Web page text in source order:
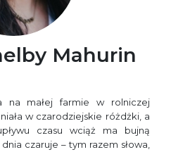
Mahurin
na małej farmie w rolniczej
w czarodziejskie różdżki, a
czasu wciąż ma bujną
czaruje – tym razem słowa,